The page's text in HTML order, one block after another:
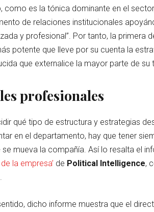
como es la tónica dominante en el
de relaciones institucionales
y profesional”. Por tanto, la primera
potente que lleve por su cuenta la
que externalice la mayor parte de su
profesionales
qué tipo de estructura y estrategias
en el departamento, hay que tener
se mueva la compañía. Así lo resalta el
la empresa’ de Political Intelligence,
dicho informe muestra que el